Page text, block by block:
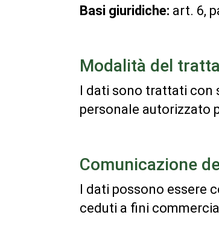
Basi giuridiche: art. 6,
Modalità del
I dati sono trattati con
personale autorizzato
Comunicazione
I dati possono essere
ceduti a fini